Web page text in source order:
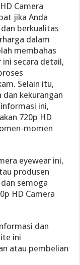
Camera
jika Anda
berkualitas
dalam
membahas
ini secara detail,
Selain itu,
kekurangan
ini,
720p HD
momen
eyewear ini,
produsen
semoga
HD Camera
dan
ini
atau pembelian